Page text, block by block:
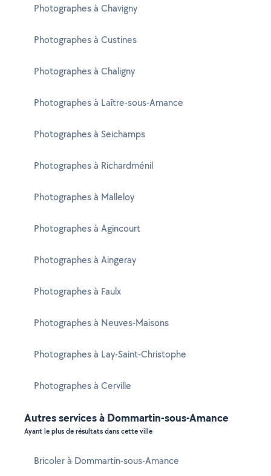
Photographes à Chavigny
Photographes à Custines
Photographes à Chaligny
Photographes à Laître-sous-Amance
Photographes à Seichamps
Photographes à Richardménil
Photographes à Malleloy
Photographes à Agincourt
Photographes à Aingeray
Photographes à Faulx
Photographes à Neuves-Maisons
Photographes à Lay-Saint-Christophe
Photographes à Cerville
Autres services à Dommartin-sous-Amance
Ayant le plus de résultats dans cette ville
Bricoler à Dommartin-sous-Amance